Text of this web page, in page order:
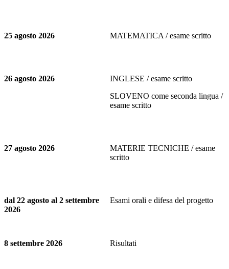
25 agosto 2026 MATEMATICA / esame scritto
26 agosto 2026
INGLESE / esame scritto
SLOVENO come seconda lingua /
esame scritto
27 agosto 2026
MATERIE TECNICHE / esame
scritto
dal 22 agosto al 2 settembre
2026
Esami orali e difesa del progetto
8 settembre 2026 Risultati